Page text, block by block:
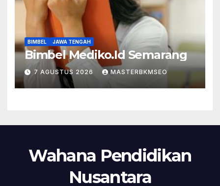
BIMBEL JAWA TENGAH
Bimbel Mediko.Id Semarang
7 AGUSTUS 2026 MASTERBKMSEO
Wahana Pendidikan
Nusantara